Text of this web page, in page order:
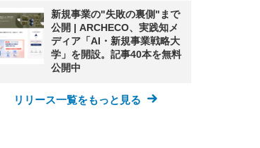
新規事業の"失敗の裏側"まで
公開 | ARCHECO、実践知メ
ディア「AI・新規事業戦略大
学」を開設。記事40本を無料
公開中
リリース一覧をもっと見る